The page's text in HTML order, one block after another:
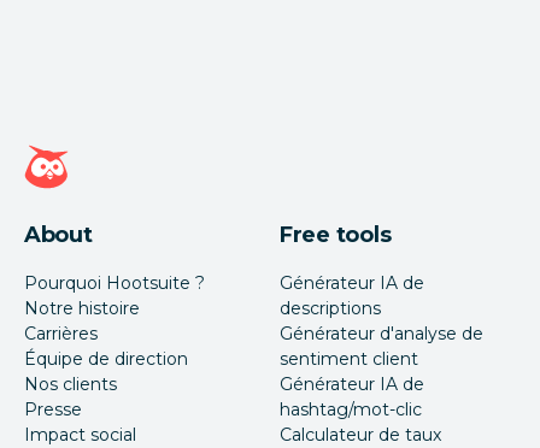
Page d'accueil Hootsuite
About
Pourquoi Hootsuite ?
Notre histoire
Carrières
Équipe de direction
Nos clients
Presse
Impact social
Free tools
Générateur IA de
descriptions
Générateur d'analyse de
sentiment client
Générateur IA de
hashtag/mot-clic
Calculateur de taux